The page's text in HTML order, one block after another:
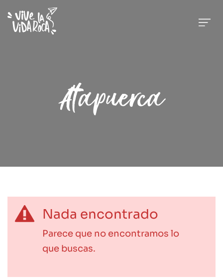
Atapuerca
Nada encontrado
Parece que no encontramos lo
que buscas.